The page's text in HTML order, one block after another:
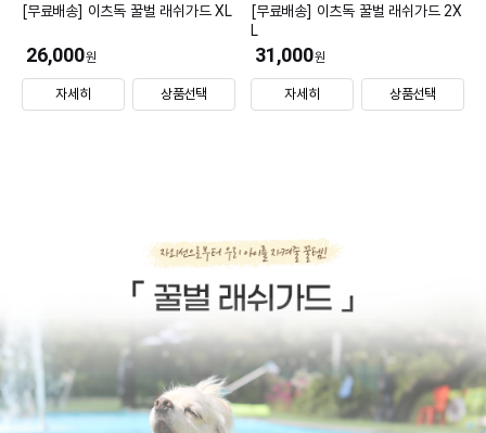
[무료배송] 이츠독 꿀벌 래쉬가드 XL
26,000원
자세히 상품선택
[무료배송] 이츠독 꿀벌 래쉬가드 2X
L
31,000원
자세히 상품선택